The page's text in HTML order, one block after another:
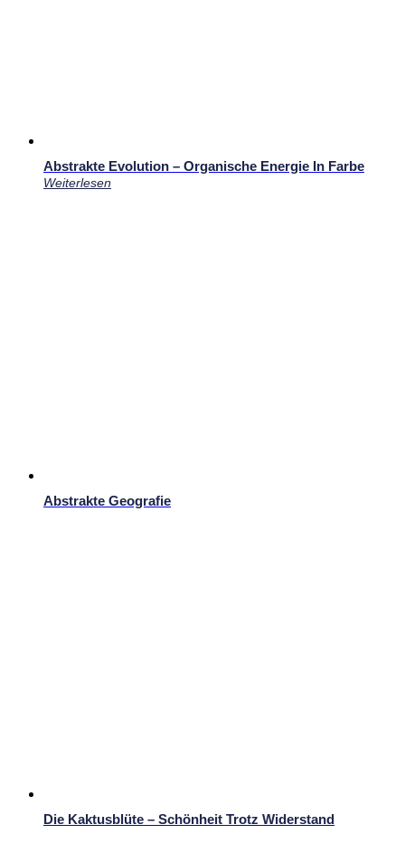
Abstrakte Evolution – Organische Energie In Farbe
Weiterlesen
Abstrakte Geografie
Die Kaktusblüte – Schönheit Trotz Widerstand